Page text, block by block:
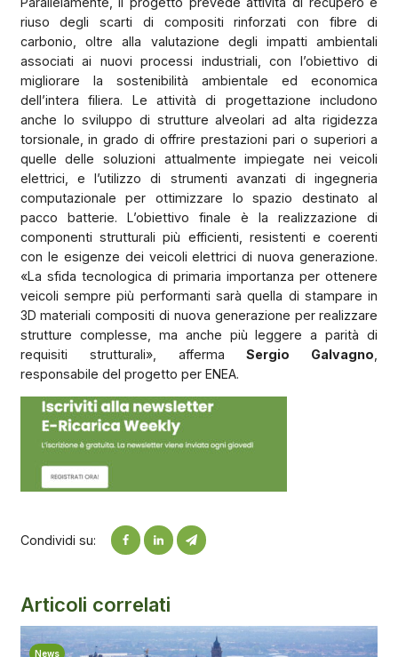
Messaggi promozionali
ISCRIVITI
riuso degli scarti di compositi rinforzati con fibre di
carbonio, oltre alla valutazione degli impatti ambientali
associati ai nuovi processi industriali, con l’obiettivo di
migliorare la sostenibilità ambientale ed economica
dell’intera filiera. Le attività di progettazione includono
anche lo sviluppo di strutture alveolari ad alta rigidezza
torsionale, in grado di offrire prestazioni pari o superiori a
quelle delle soluzioni attualmente impiegate nei veicoli
elettrici, e l’utilizzo di strumenti avanzati di ingegneria
computazionale per ottimizzare lo spazio destinato al
pacco batterie. L’obiettivo finale è la realizzazione di
componenti strutturali più efficienti, resistenti e coerenti
con le esigenze dei veicoli elettrici di nuova generazione.
«La sfida tecnologica di primaria importanza per ottenere
veicoli sempre più performanti sarà quella di stampare in
3D materiali compositi di nuova generazione per realizzare
strutture complesse, ma anche più leggere a parità di
requisiti strutturali», affermaSergio Galvagno
responsabile del progetto per ENEA.
Condividi su:
Articoli correlati
News